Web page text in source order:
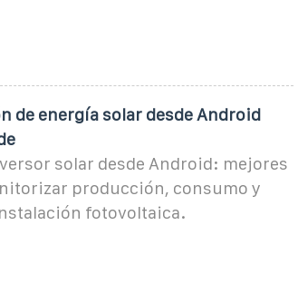
de energía solar desde Android
solar desde Android: mejores
producción, consumo y
fotovoltaica.